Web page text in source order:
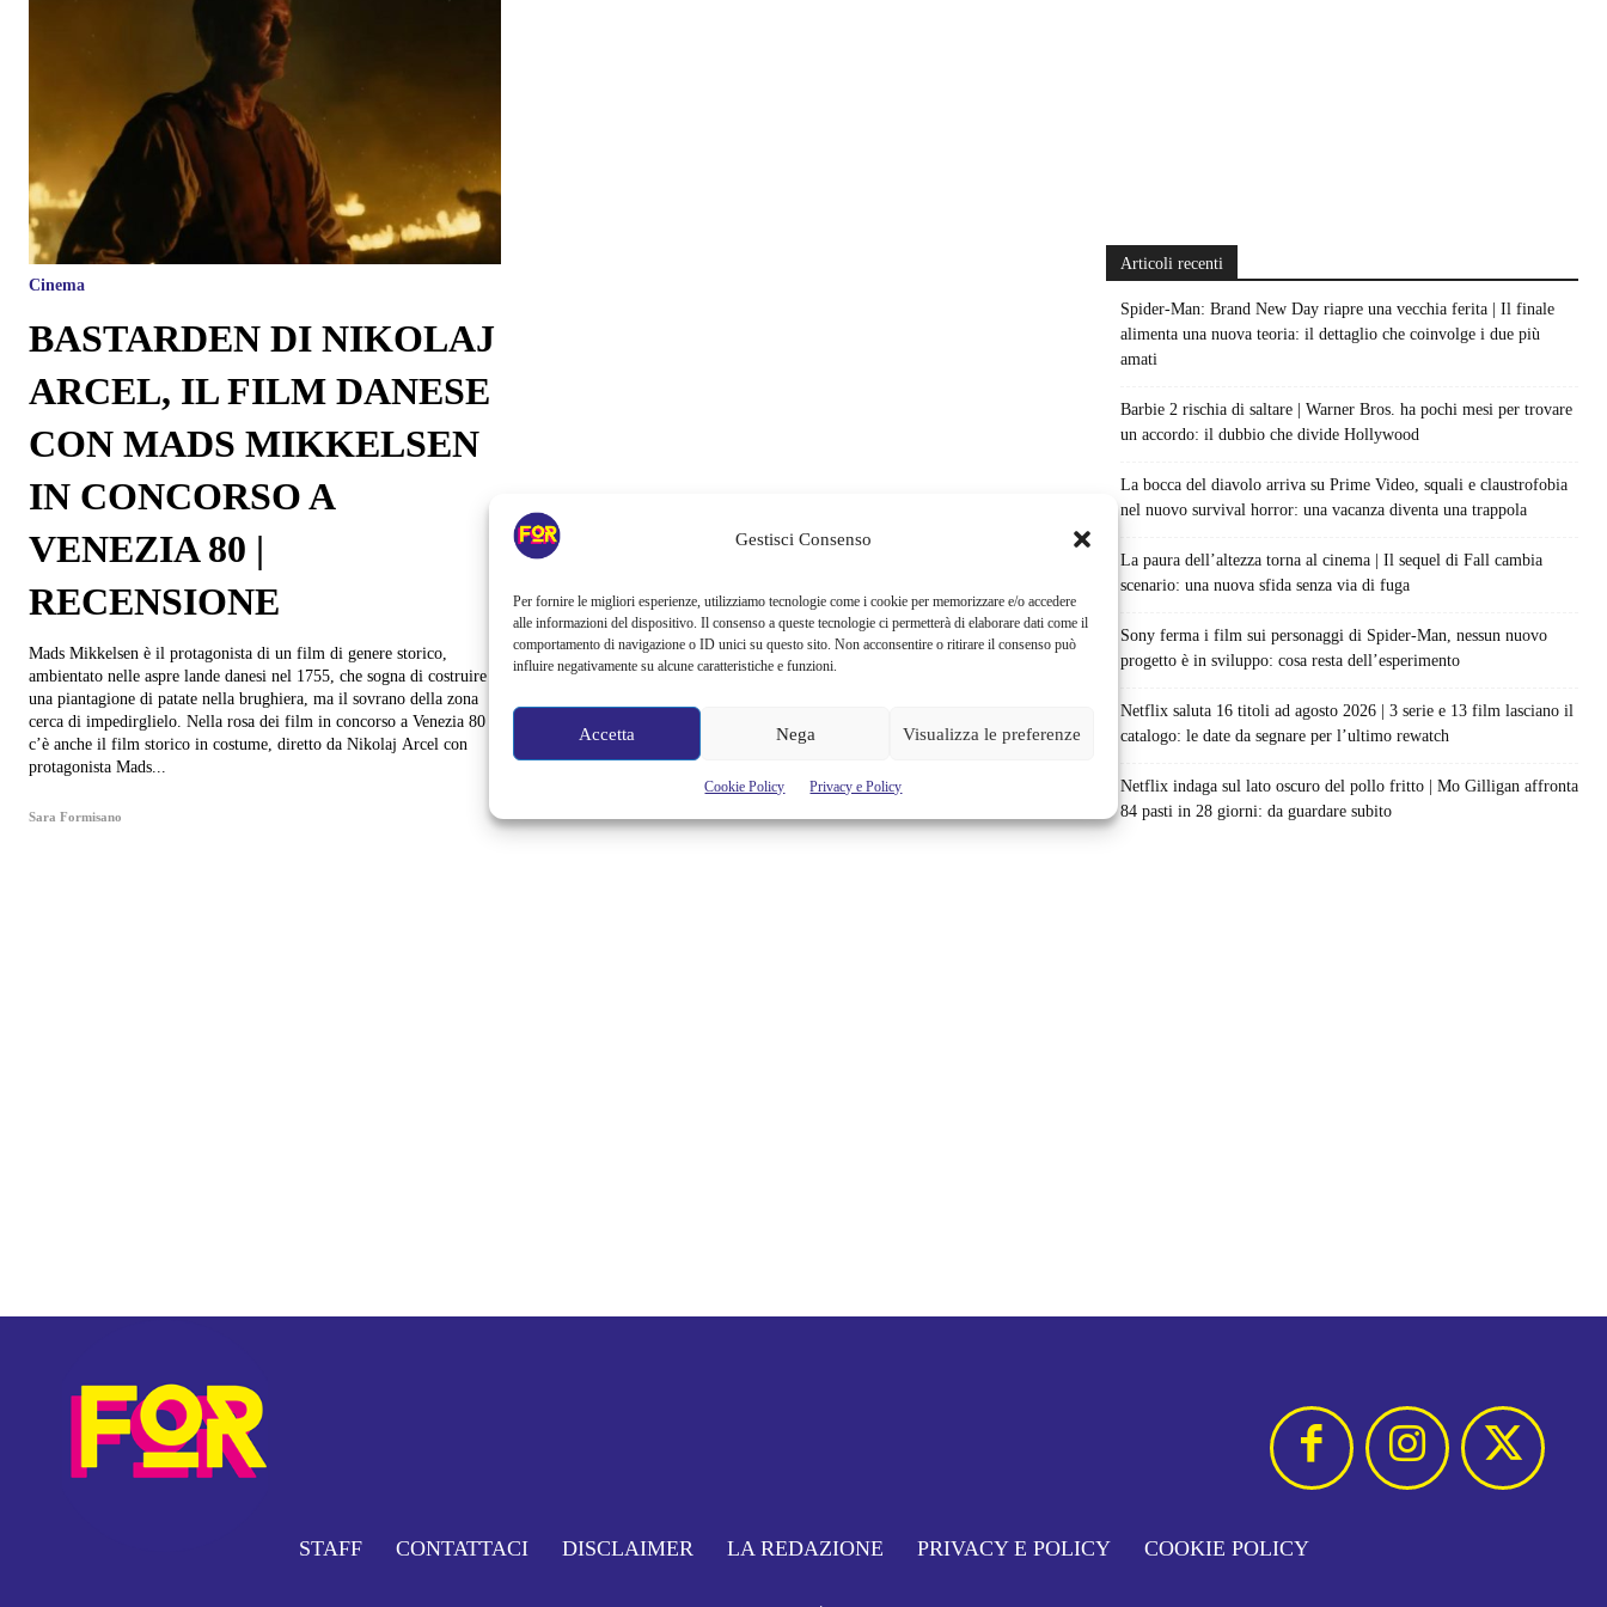
Gestisci Consenso
Per fornire le migliori esperienze, utilizziamo tecnologie come i cookie per memorizzare e/o accedere
alle informazioni del dispositivo. Il consenso a queste tecnologie ci permetterà di elaborare dati come il
comportamento di navigazione o ID unici su questo sito. Non acconsentire o ritirare il consenso può
influire negativamente su alcune caratteristiche e funzioni.
Accetta Nega Visualizza le preferenze
Cookie Policy Privacy e Policy
Cinema
BASTARDEN DI NIKOLAJ
ARCEL, IL FILM DANESE
CON MADS MIKKELSEN
IN CONCORSO A
VENEZIA 80 |
RECENSIONE
Mads Mikkelsen è il protagonista di un film di genere storico,
ambientato nelle aspre lande danesi nel 1755, che sogna di costruire
una piantagione di patate nella brughiera, ma il sovrano della zona
cerca di impedirglielo. Nella rosa dei film in concorso a Venezia 80
c’è anche il film storico in costume, diretto da Nikolaj Arcel con
protagonista Mads...
Sara Formisano
Articoli recenti
Spider-Man: Brand New Day riapre una vecchia ferita | Il finale
alimenta una nuova teoria: il dettaglio che coinvolge i due più
amati
Barbie 2 rischia di saltare | Warner Bros. ha pochi mesi per trovare
un accordo: il dubbio che divide Hollywood
La bocca del diavolo arriva su Prime Video, squali e claustrofobia
nel nuovo survival horror: una vacanza diventa una trappola
La paura dell’altezza torna al cinema | Il sequel di Fall cambia
scenario: una nuova sfida senza via di fuga
Sony ferma i film sui personaggi di Spider-Man, nessun nuovo
progetto è in sviluppo: cosa resta dell’esperimento
Netflix saluta 16 titoli ad agosto 2026 | 3 serie e 13 film lasciano il
catalogo: le date da segnare per l’ultimo rewatch
Netflix indaga sul lato oscuro del pollo fritto | Mo Gilligan affronta
84 pasti in 28 giorni: da guardare subito
STAFF CONTATTACI DISCLAIMER LA REDAZIONE PRIVACY E POLICY COOKIE POLICY